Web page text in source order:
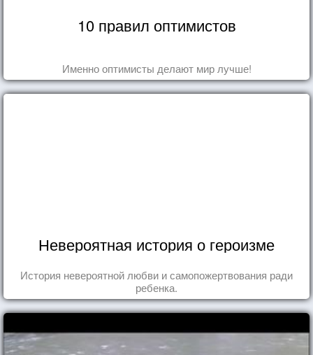
10 правил оптимистов
Именно оптимисты делают мир лучше!
Невероятная история о героизме
История невероятной любви и самопожертвования ради
ребенка.